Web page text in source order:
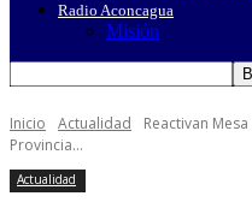
Radio Aconcagua
Misión
Inicio Actualidad
Reactivan
Provincia...
Actualidad